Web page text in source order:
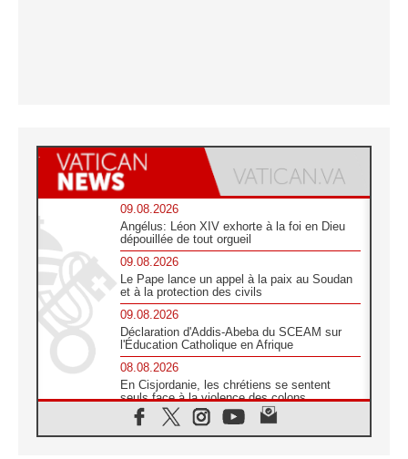
09.08.2026
Angélus: Léon XIV exhorte à la foi en Dieu
dépouillée de tout orgueil
09.08.2026
Le Pape lance un appel à la paix au Soudan
et à la protection des civils
09.08.2026
Déclaration d'Addis-Abeba du SCEAM sur
l'Éducation Catholique en Afrique
08.08.2026
En Cisjordanie, les chrétiens se sentent
seuls face à la violence des colons
08.08.2026
Léon XIV au sanctuaire de Notre Dame du